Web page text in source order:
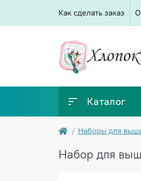
Как сделать заказ
Каталог
Наборы для
Набор для